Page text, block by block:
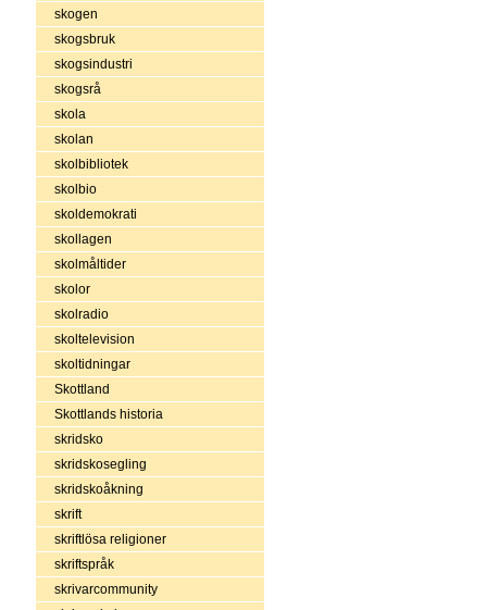
skogen
skogsbruk
skogsindustri
skogsrå
skola
skolan
skolbibliotek
skolbio
skoldemokrati
skollagen
skolmåltider
skolor
skolradio
skoltelevision
skoltidningar
Skottland
Skottlands historia
skridsko
skridskosegling
skridskoåkning
skrift
skriftlösa religioner
skriftspråk
skrivarcommunity